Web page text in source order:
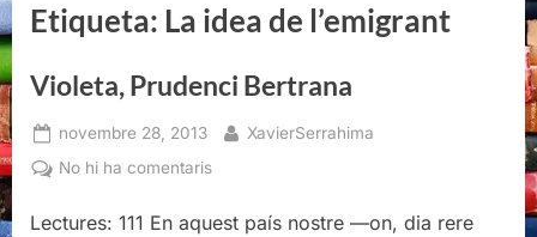
Etiqueta: La idea de l’emigrant
Violeta, Prudenci Bertrana
Posted
on
novembre 28, 2013 By
XavierSerrahima
No hi ha comentarisa
Prudenci
Lectures: 111 En aquest país nostre —on, dia rere